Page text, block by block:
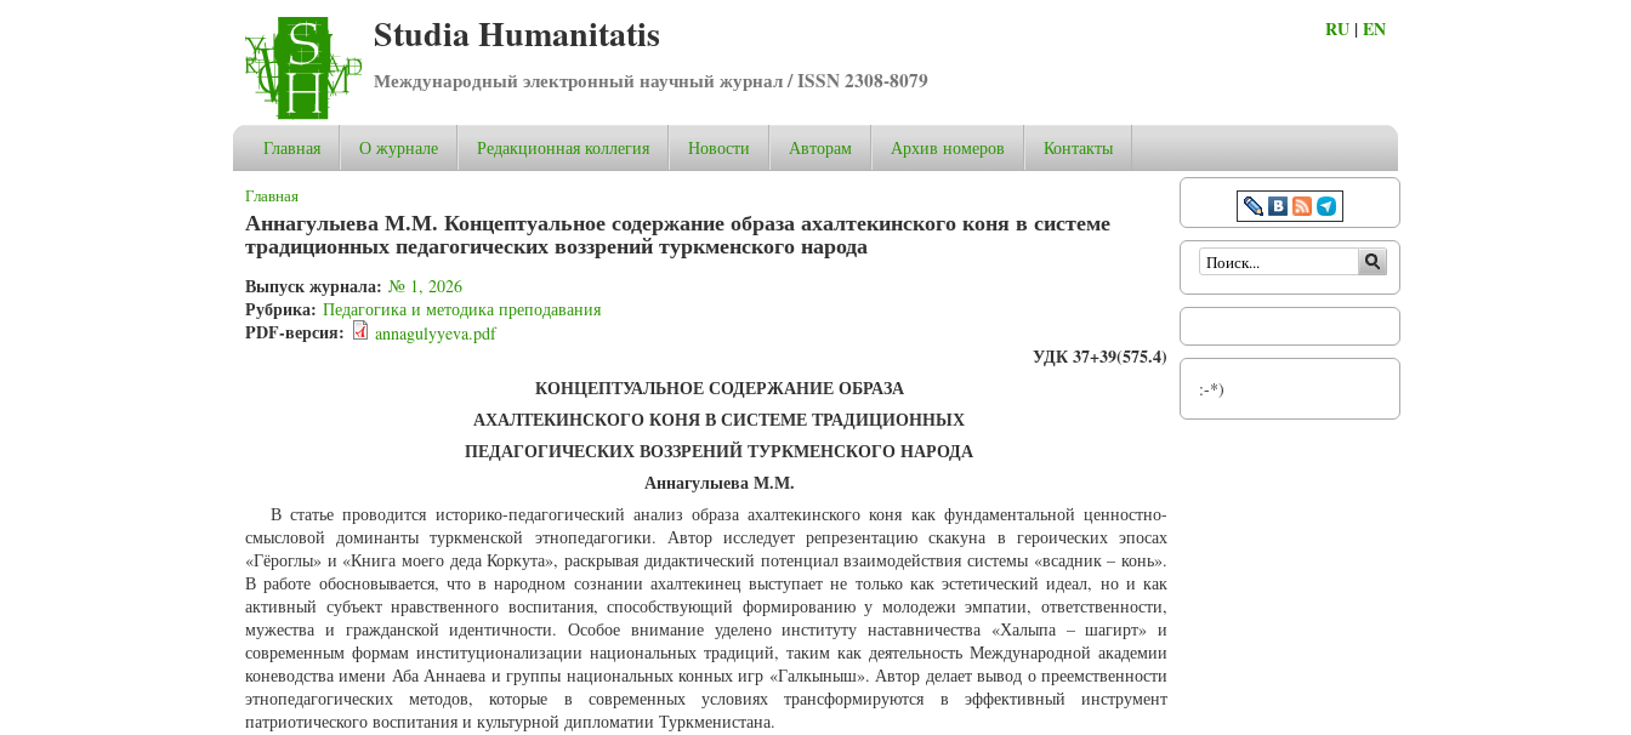
Studia Humanitatis
Международный электронный научный журнал / ISSN 2308-8079
RU |EN
Главная О журнале Редакционная коллегия Новости Авторам Архив номеров Контакты
Вы здесь
Главная
Аннагулыева М.М. Концептуальное содержание образа ахалтекинского коня в системе
традиционных педагогических воззрений туркменского народа
Выпуск журнала: № 1, 2026
Рубрика: Педагогика и методика преподавания
PDF-версия: annagulyyeva.pdf
УДК37+39(575.4)
КОНЦЕПТУАЛЬНОЕ СОДЕРЖАНИЕ ОБРАЗА
АХАЛТЕКИНСКОГО КОНЯ В СИСТЕМЕ ТРАДИЦИОННЫХ
ПЕДАГОГИЧЕСКИХ ВОЗЗРЕНИЙ ТУРКМЕНСКОГО НАРОДА
Аннагулыева М.М.
В статье проводится историко-педагогический анализ образа ахалтекинского коня как фундаментальной ценностно-
смысловой доминанты туркменской этнопедагогики. Автор исследует репрезентацию скакуна в героических эпосах
«Гёроглы» и «Книга моего деда Коркута», раскрывая дидактический потенциал взаимодействия системы «всадник – конь».
В работе обосновывается, что в народном сознании ахалтекинец выступает не только как эстетический идеал, но и как
активный субъект нравственного воспитания, способствующий формированию у молодежи эмпатии, ответственности,
мужества и гражданской идентичности. Особое внимание уделено институту наставничества «Халыпа – шагирт» и
современным формам институционализации национальных традиций, таким как деятельность Международной академии
коневодства имени Аба Аннаева и группы национальных конных игр «Галкыныш». Автор делает вывод о преемственности
этнопедагогических методов, которые в современных условиях трансформируются в эффективный инструмент
патриотического воспитания и культурной дипломатии Туркменистана.
Форма поиска
:-*)